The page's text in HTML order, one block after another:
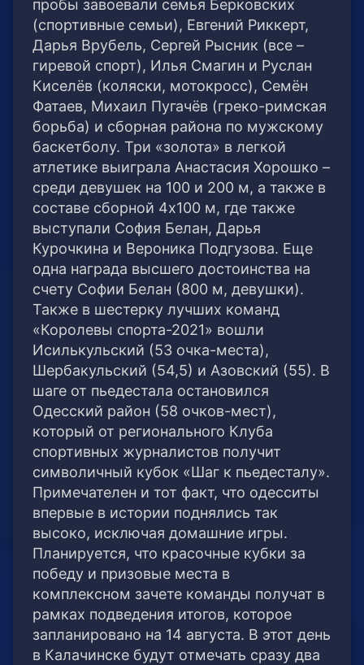
пробы завоевали семья Берковских
(спортивные семьи), Евгений Риккерт,
Дарья Врубель, Сергей Рысник (все –
гиревой спорт), Илья Смагин и Руслан
Киселёв (коляски, мотокросс), Семён
Фатаев, Михаил Пугачёв (греко-римская
борьба) и сборная района по мужскому
баскетболу. Три «золота» в легкой
атлетике выиграла Анастасия Хорошко –
среди девушек на 100 и 200 м, а также в
составе сборной 4х100 м, где также
выступали София Белан, Дарья
Курочкина и Вероника Подгузова. Еще
одна награда высшего достоинства на
счету Софии Белан (800 м, девушки).
Также в шестерку лучших команд
«Королевы спорта-2021» вошли
Исилькульский (53 очка-места),
Шербакульский (54,5) и Азовский (55). В
шаге от пьедестала остановился
Одесский район (58 очков-мест),
который от регионального Клуба
спортивных журналистов получит
символичный кубок «Шаг к пьедесталу».
Примечателен и тот факт, что одесситы
впервые в истории поднялись так
высоко, исключая домашние игры.
Планируется, что красочные кубки за
победу и призовые места в
комплексном зачете команды получат в
рамках подведения итогов, которое
запланировано на 14 августа. В этот день
в Калачинске будут отмечать сразу два